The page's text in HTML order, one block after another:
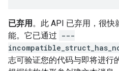
已弃用 。此 API 已弃用，很快
能。它已通过 ---
志可验证您的代码与即将进行